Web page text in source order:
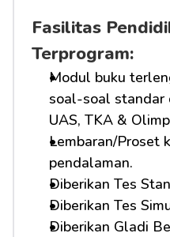
Fasilitas
Terprogram:
Modul buku
soal-soal standar
UAS, TKA &
Lembaran/Proset
pendalaman.
Diberikan Tes
Diberikan Tes
Diberikan Gladi